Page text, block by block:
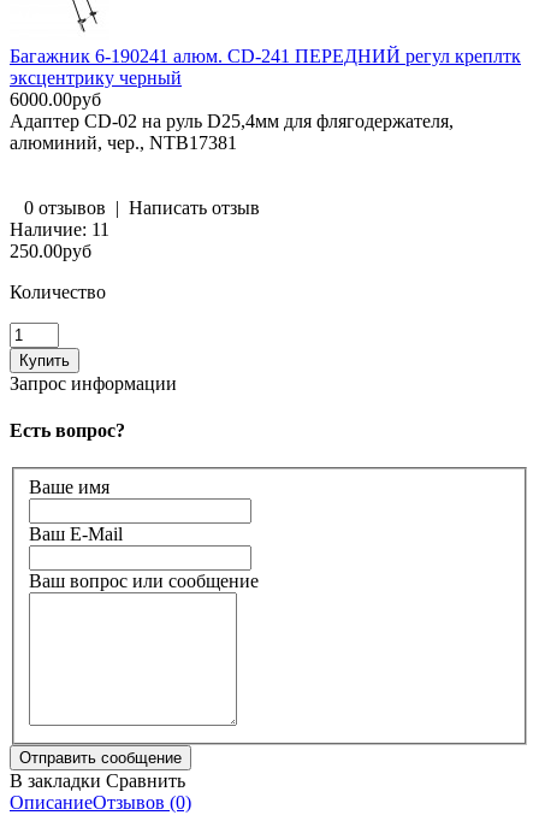
Багажник 6-190241 алюм. CD-241 ПЕРЕДНИЙ регул креплтк
эксцентрику черный
6000.00руб
Адаптер CD-02 на руль D25,4мм для флягодержателя,
алюминий, чер., NTB17381
0 отзывов | Написать отзыв
Наличие: 11
250.00руб
Количество
Запрос информации
Есть вопрос?
Ваше имя
Ваш E-Mail
Ваш вопрос или сообщение
В закладки Сравнить
ОписаниеОтзывов (0)